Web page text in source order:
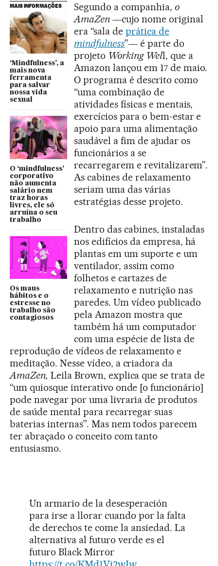
MAIS INFORMAÇÕES
‘Mindfulness’, a
mais nova
ferramenta
para salvar
nossa vida
sexual
O ‘mindfulness’
corporativo
não aumenta
salário nem
traz horas
livres, ele só
arruína o seu
trabalho
Os maus
hábitos e o
estresse no
trabalho são
contagiosos
Segundo a companhia, o
AmaZen―cujo nome original
era “sala de prática de
mindfulness”― é parte do
projeto Working Well, que a
Amazon lançou em 17 de maio.
O programa é descrito como
“uma combinação de
atividades físicas e mentais,
exercícios para o bem-estar e
apoio para uma alimentação
saudável a fim de ajudar os
funcionários a se
recarregarem e revitalizarem”.
As cabines de relaxamento
seriam uma das várias
estratégias desse projeto.
Dentro das cabines, instaladas
nos edifícios da empresa, há
plantas em um suporte e um
ventilador, assim como
folhetos e cartazes de
relaxamento e nutrição nas
paredes. Um vídeo publicado
pela Amazon mostra que
também há um computador
com uma espécie de lista de
reprodução de vídeos de relaxamento e
meditação. Nesse vídeo, a criadora da
AmaZen, Leila Brown, explica que se trata de
“um quiosque interativo onde [o funcionário]
pode navegar por uma livraria de produtos
de saúde mental para recarregar suas
baterias internas”. Mas nem todos parecem
ter abraçado o conceito com tanto
entusiasmo.
Un armario de la desesperación
para irse a llorar cuando por la falta
de derechos te come la ansiedad. La
alternativa al futuro verde es el
futuro Black Mirror